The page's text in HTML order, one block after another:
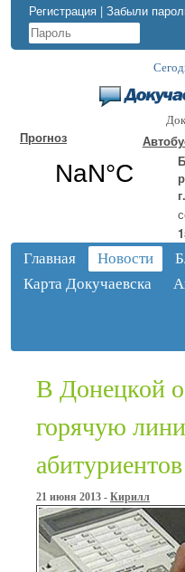
Регистрация | Забыли
Прогноз
Главная Новости
Карта Докучаевска
В Донецкой
горячую
абитуриентов
21 июня 2013 - Кирилл